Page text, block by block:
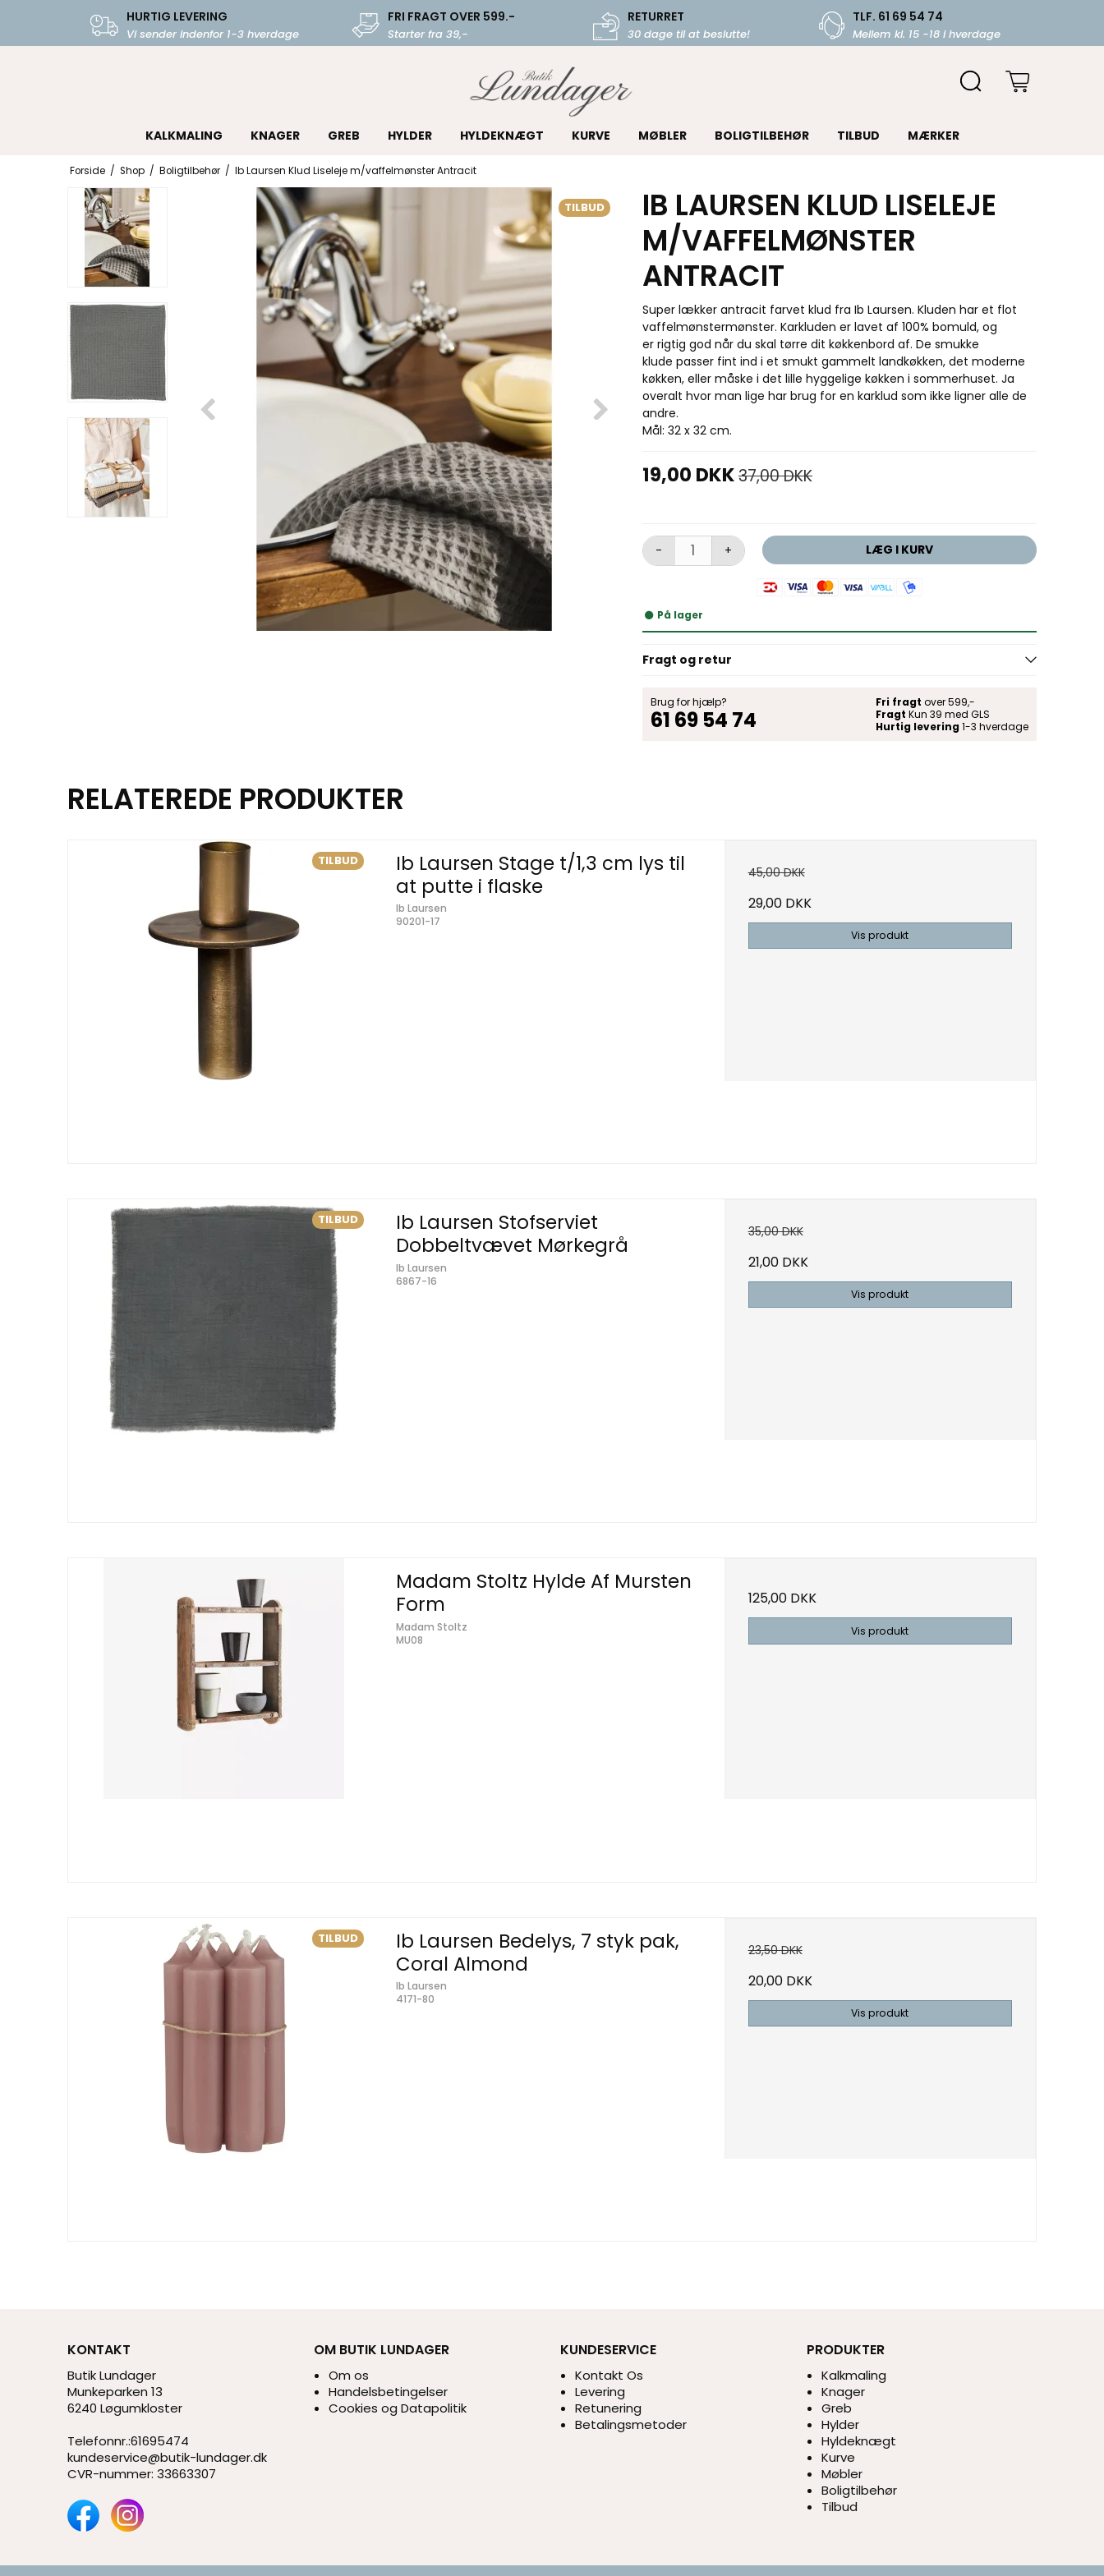
HURTIG LEVERING
Vi sender indenfor 1-3 hverdage
FRI FRAGT OVER 599.-
Starter fra 39,-
RETURRET
30 dage til at beslutte!
TLF. 61 69 54 74
Mellem kl. 15 -18 i hverdage
KALKMALING KNAGER GREB HYLDER HYLDEKNÆGT KURVE MØBLER BOLIGTILBEHØR TILBUD MÆRKER
Forside / Shop / Boligtilbehør / Ib Laursen Klud Liseleje m/vaffelmønster Antracit
TILBUD
IB LAURSEN KLUD LISELEJE
M/VAFFELMØNSTER
ANTRACIT
Super lækker antracit farvet klud fra Ib Laursen. Kluden har et flot
vaffelmønstermønster. Karkluden er lavet af 100% bomuld, og
er rigtig god når du skal tørre dit køkkenbord af. De smukke
klude passer fint ind i et smukt gammelt landkøkken, det moderne
køkken, eller måske i det lille hyggelige køkken i sommerhuset. Ja
overalt hvor man lige har brug for en karklud som ikke ligner alle de
andre.
Mål: 32 x 32 cm.
19,00 DKK37,00 DKK
- + LÆG I KURV
På lager
Fragt og retur
Brug for hjælp?
61 69 54 74
Fri fragt over 599,-
Fragt Kun 39 med GLS
Hurtig levering 1-3 hverdage
RELATEREDE PRODUKTER
TILBUD
Ib Laursen Stage t/1,3 cm lys til
at putte i flaske
Ib Laursen
90201-17
45,00 DKK
29,00 DKK
Vis produkt
TILBUD
Ib Laursen Stofserviet
Dobbeltvævet Mørkegrå
Ib Laursen
6867-16
35,00 DKK
21,00 DKK
Vis produkt
Madam Stoltz Hylde Af Mursten
Form
Madam Stoltz
MU08
125,00 DKK
Vis produkt
TILBUD
Ib Laursen Bedelys, 7 styk pak,
Coral Almond
Ib Laursen
4171-80
23,50 DKK
20,00 DKK
Vis produkt
KONTAKT
Butik Lundager
Munkeparken 13
6240 Løgumkloster
Telefonnr.:61695474
kundeservice@butik-lundager.dk
CVR-nummer: 33663307
OM BUTIK LUNDAGER
Om os
Handelsbetingelser
Cookies og Datapolitik
KUNDESERVICE
Kontakt Os
Levering
Retunering
Betalingsmetoder
PRODUKTER
Kalkmaling
Knager
Greb
Hylder
Hyldeknægt
Kurve
Møbler
Boligtilbehør
Tilbud